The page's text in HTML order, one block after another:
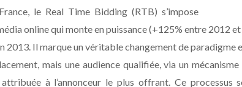
le Real Time Bidding (RTB) s’impose
online qui monte en puissance (+125% entre 2012
2013. Il marque un véritable changement de paradigme
mais une audience qualifiée, via un mécanisme
attribuée à l’annonceur le plus offrant. Ce